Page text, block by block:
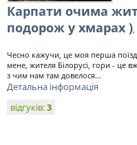
Карпати очима
подорож у хмарах ),
Чесно кажучи, це моя перша
мене, жителя Білорусі, гори - це
з чим нам там довелося...
Детальна інформація
відгуків:3